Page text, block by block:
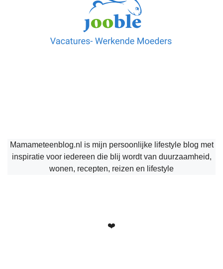
Mamameteenblog.nl is mijn persoonlijke lifestyle blog met
inspiratie voor iedereen die blij wordt van duurzaamheid,
wonen, recepten, reizen en lifestyle
❤️